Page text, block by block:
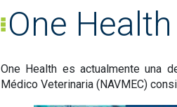
One
One Health es actualmente una
Médico Veterinaria (NAVMEC)